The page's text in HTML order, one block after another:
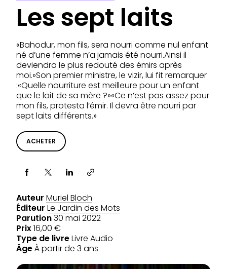
Les sept laits
«Bahodur, mon fils, sera nourri comme nul enfant
né d’une femme n’a jamais été nourri.Ainsi il
deviendra le plus redouté des émirs après
moi.»Son premier ministre, le vizir, lui fit remarquer
:«Quelle nourriture est meilleure pour un enfant
que le lait de sa mère ?»«Ce n’est pas assez pour
mon fils, protesta l’émir. Il devra être nourri par
sept laits différents.»
ACHETER
Partager via
Auteur Muriel Bloch
Éditeur Le Jardin des Mots
Parution30 mai 2022
Prix16,00 €
Type de livreLivre Audio
ÂgeÀ partir de 3 ans